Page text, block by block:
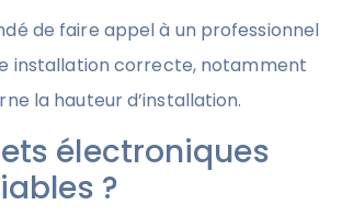
de faire appel à un professionnel
installation correcte, notamment
la hauteur d’installation.
électroniques
?